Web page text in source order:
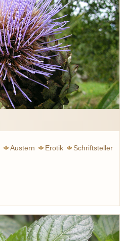
Austern Erotik
Schriftsteller